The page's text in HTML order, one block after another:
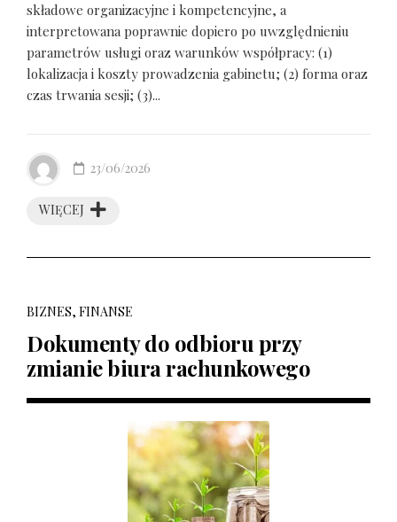
składowe organizacyjne i kompetencyjne, a
interpretowana poprawnie dopiero po uwzględnieniu
parametrów usługi oraz warunków współpracy: (1)
lokalizacja i koszty prowadzenia gabinetu; (2) forma oraz
czas trwania sesji; (3)...
WIĘCEJ
23/06/2026
BIZNES, FINANSE
Dokumenty do odbioru przy
zmianie biura rachunkowego